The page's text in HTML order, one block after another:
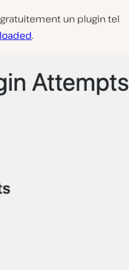
un plugin tel
.